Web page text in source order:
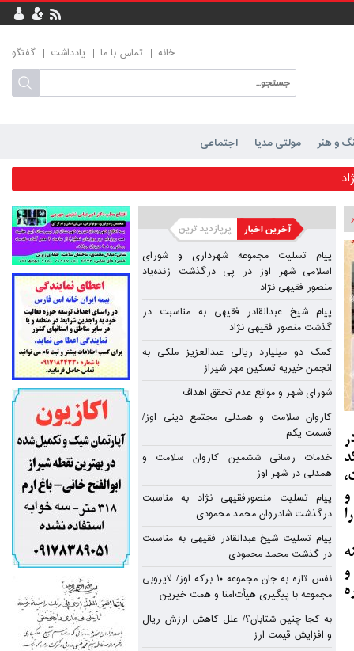
خانه تماس با ما یادداشت گفتگو
و هنر مولتی مدیا اجتماعی
زنده‌یاد منصور فقیهی نژاد
محمودی
چهره
پیام تسلیت مجموعه شهرداری و شورای
اسلامی شهر اوز در پی درگذشت زنده‌یاد
منصور فقیهی نژاد
پیام شیخ عبدالقادر فقیهی به مناسبت در
گذشت منصور فقیهی نژاد
کمک دو میلیارد ریالی عبدالعزیز ملکی به
انجمن خیریه تسکین مهر شیراز
شورای شهر و موانع عدم تحقق اهداف
کاروان سلامت و همدلی مجتمع دینی اوز/
قسمت یکم
خدمات رسانی ششمین کاروان سلامت و
همدلی در شهر اوز
پیام تسلیت منصورفقیهی نژاد به مناسبت
درگذشت شادروان محمد محمودی
پیام تسلیت شیخ عبدالقادر فقیهی به مناسبت
در گذشت محمد محمودی
نفس تازه به جان مجموعه ۱۰ برکه اوز/ لایروبی
مجموعه با پیگیری هیأت‌امنا و همت خیرین
به کجا چنین شتابان؟/ علل کاهش ارزش ریال
و افزایش قیمت ارز